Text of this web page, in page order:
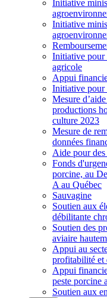
Initiative
Initiative
Initiative pour
agricole
Appui
Initiative pour
Mesure
productions
culture 2023
Mesure de
données
Aide pour
Fonds
porcine, au
A au Québec
Sauvagine
Soutien aux
débilitante
Soutien des
aviaire
Appui au
profitabilité et
Appui
peste porcine
Soutien aux